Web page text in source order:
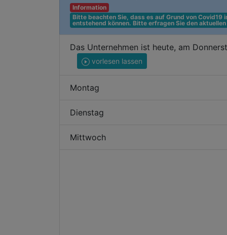
Information
Bitte beachten Sie, dass es auf Grund von
entstehend können. Bitte erfragen Sie den
Das Unternehmen ist heute, am
vorlesen lassen
Montag
Dienstag
Mittwoch